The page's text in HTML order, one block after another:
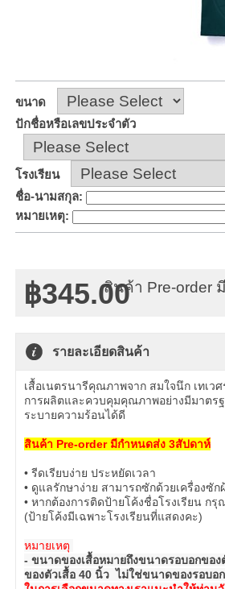
ขนาด
ปักชื่อหรือเลขประจำตัว
โรงเรียน
ชื่อ-นามสกุล:
หมายเหตุ:
฿345.00สินค้า Pre-order
รายละเอียดสินค้า
เสื้อเนตรนารีคุณภาพจาก สมใจนึก เทเ
การผลิตและควบคุมคุณภาพอย่างมีมาตร
ระบายความร้อนได้ดี
สินค้า Pre-order มีกำหนดส่ง 3สัปดาห์
• รีดเรียบง่าย ประหยัดเวลา
• ดูแลรักษาง่าย สามารถซักด้วยเครื่องซัก
• หากต้องการติดป้ายโค้งชื่อโรงเรียน ก
(ป้ายโค้งมีเฉพาะโรงเรียนที่แสดงคะ)
หมายเหตุ
- ขนาดของเสื้อหมายถึงขนาดรอบอกของ
ของตัวเสื้อ 40 นิ้ว ไม่ใช่ขนาดของรอบอ